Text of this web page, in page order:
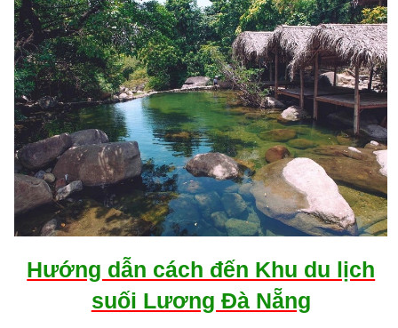
Hướng dẫn cách đến Khu du lịch
suối Lương Đà Nẵng